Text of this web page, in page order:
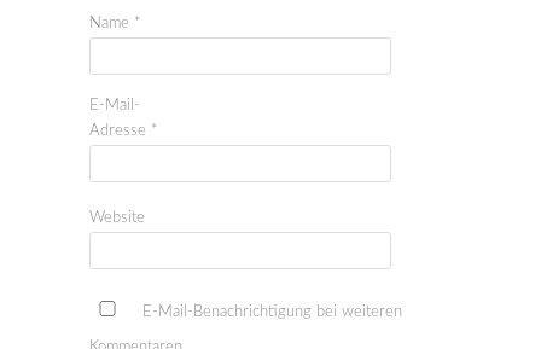
Name *
E-Mail-
Adresse *
Website
E-Mail-Benachrichtigung bei weiteren